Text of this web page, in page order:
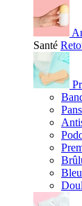
Santé